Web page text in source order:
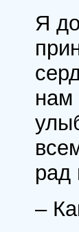
Я
нам
рад
–